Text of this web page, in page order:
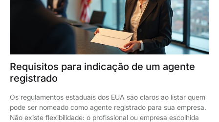
Requisitos para indicação de um agente
registrado
Os regulamentos estaduais dos EUA são claros ao listar quem
pode ser nomeado como agente registrado para sua empresa.
Não existe flexibilidade: o profissional ou empresa escolhida